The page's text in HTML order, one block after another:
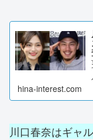
hina-interest.com
川口春奈はギャ